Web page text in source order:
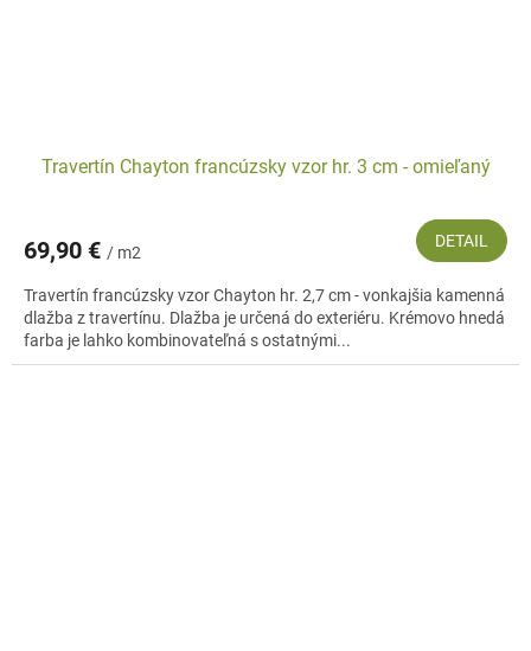
Travertín Chayton francúzsky vzor hr. 3 cm - omieľaný
69,90 € / m2
DETAIL
Travertín francúzsky vzor Chayton hr. 2,7 cm - vonkajšia kamenná
dlažba z travertínu. Dlažba je určená do exteriéru. Krémovo hnedá
farba je lahko kombinovateľná s ostatnými...